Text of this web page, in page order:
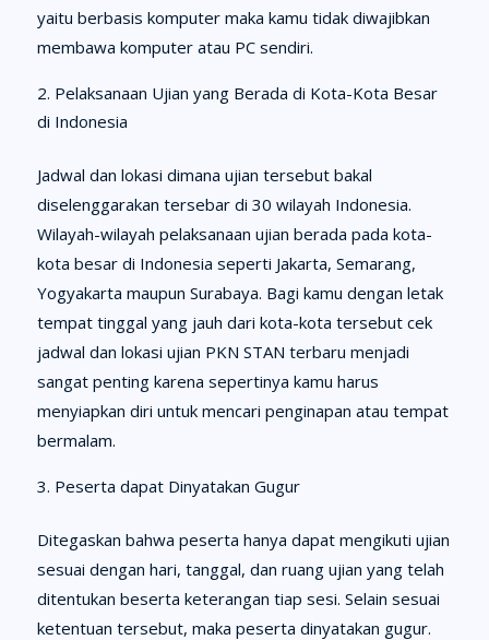
yaitu berbasis komputer maka kamu tidak diwajibkan
membawa komputer atau PC sendiri.
Pelaksanaan Ujian yang Berada di Kota-Kota Besar
di Indonesia
Jadwal dan lokasi dimana ujian tersebut bakal
diselenggarakan tersebar di 30 wilayah Indonesia.
Wilayah-wilayah pelaksanaan ujian berada pada kota-
kota besar di Indonesia seperti Jakarta, Semarang,
Yogyakarta maupun Surabaya. Bagi kamu dengan letak
tempat tinggal yang jauh dari kota-kota tersebut cek
jadwal dan lokasi ujian PKN STAN terbaru menjadi
sangat penting karena sepertinya kamu harus
menyiapkan diri untuk mencari penginapan atau tempat
bermalam.
Peserta dapat Dinyatakan Gugur
Ditegaskan bahwa peserta hanya dapat mengikuti ujian
sesuai dengan hari, tanggal, dan ruang ujian yang telah
ditentukan beserta keterangan tiap sesi. Selain sesuai
ketentuan tersebut, maka peserta dinyatakan gugur.